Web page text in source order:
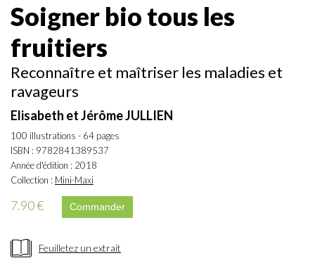
Soigner bio tous les
fruitiers
Reconnaître et maîtriser les maladies et
ravageurs
Elisabeth et Jérôme JULLIEN
100 illustrations - 64 pages
ISBN : 9782841389537
Année d'édition : 2018
Collection : Mini-Maxi
7.90 €
Feuilletez un extrait